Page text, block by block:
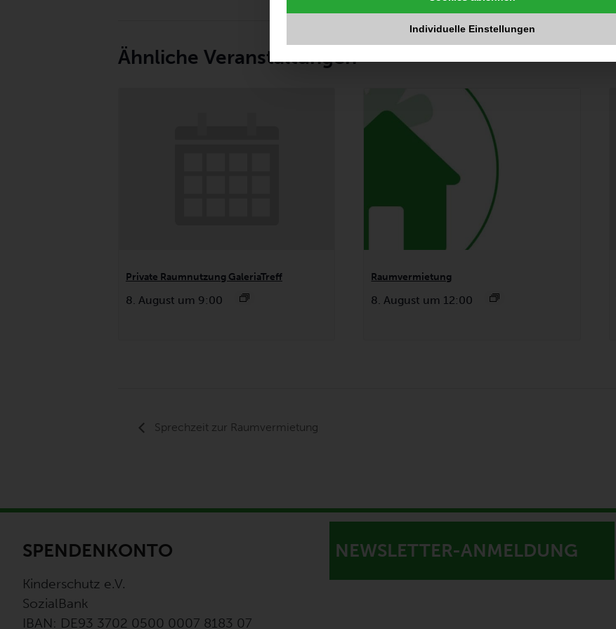
Ähnliche Veranstaltungen
Private Raumnutzung GaleriaTreff
8. August um 9:00
Raumvermietung
8. August um 12:00
Sprechzeit zur Raumvermietung
SPENDENKONTO
Kinderschutz e.V.
SozialBank
IBAN: DE93 3702 0500 0007 8183 07
NEWSLETTER-ANMELDUNG
Individuelle Einstellungen